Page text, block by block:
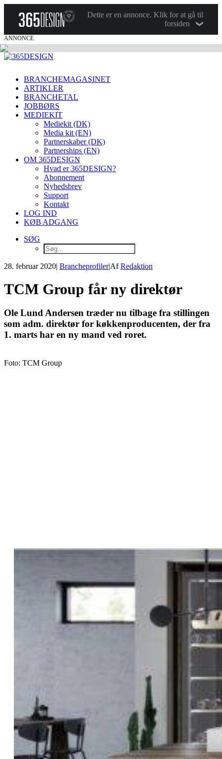
Dette er en annonce. Klik for at gå til
forsiden
ANNONCE
BRANCHEMAGASINET
ARTIKLER
BRANCHETAL
JOBBØRS
MEDIEKIT
Mediekit (DK)
Media kit (EN)
Partnerskaber (DK)
Partnerships (EN)
OM 365DESIGN
Hvad er 365DESIGN?
Abonnement
Nyhedsbrev
Support
Kontakt
LOG IND
KØB ADGANG
SØG
28. februar 2020| Brancheprofiler|AfRedaktion
TCM Group får ny direktør
Ole Lund Andersen træder nu tilbage fra stillingen
som adm. direktør for køkkenproducenten, der fra
1. marts har en ny mand ved roret.
Foto: TCM Group